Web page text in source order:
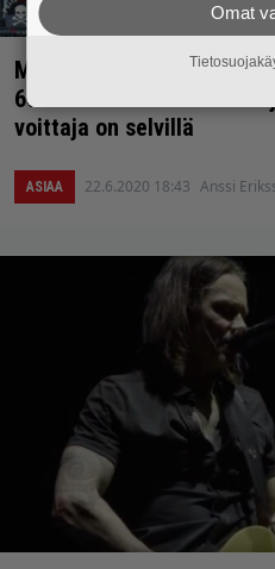
Mikä on 2000-luvun tähän
60 000 Classic Rockin
voittaja on selvillä
ASIAA 22.6.2020 18:43 Anssi
Omat